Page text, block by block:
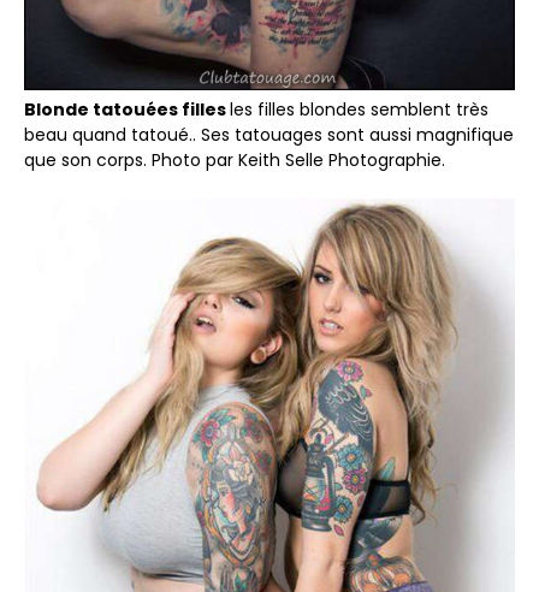
Blonde tatouées fillesles filles blondes semblent très
beau quand tatoué.. Ses tatouages sont aussi magnifique
que son corps. Photo par Keith Selle Photographie.